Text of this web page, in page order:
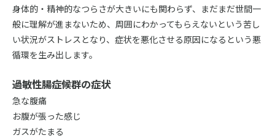
身体的・精神的なつらさが大きいにも関わらず、まだまだ世間一
般に理解が進まないため、周囲にわかってもらえないという苦し
い状況がストレスとなり、症状を悪化させる原因になるという悪
循環を生み出します。
過敏性腸症候群の症状
急な腹痛
お腹が張った感じ
ガスがたまる